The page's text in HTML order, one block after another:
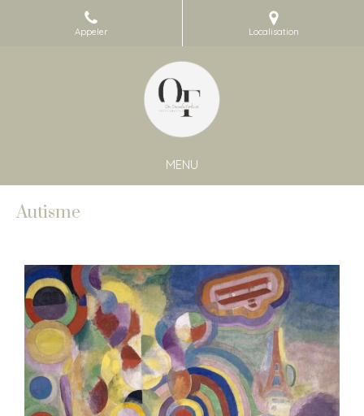
Appeler Localisation
MENU
Autisme